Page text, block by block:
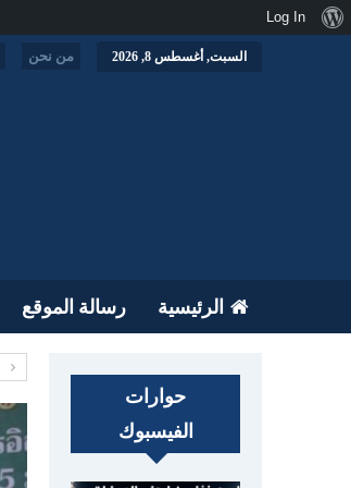
السبت, أغسطس 8, 2026 من نحن
الرئيسية رسالة الموقع
حوارات
الفيسبوك
نبذةLog In